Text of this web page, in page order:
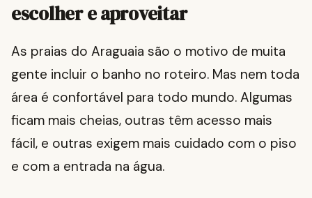
escolher e aproveitar
As praias do Araguaia são o motivo de muita
gente incluir o banho no roteiro. Mas nem toda
área é confortável para todo mundo. Algumas
ficam mais cheias, outras têm acesso mais
fácil, e outras exigem mais cuidado com o piso
e com a entrada na água.